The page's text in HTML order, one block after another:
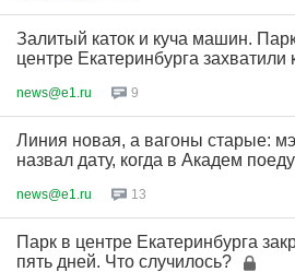
Залитый каток и куча машин.
центре Екатеринбурга захватили
news@e1.ru 9
Линия новая, а вагоны старые:
назвал дату, когда в Академ
news@e1.ru 13
Парк в центре Екатеринбурга
пять дней. Что случилось?